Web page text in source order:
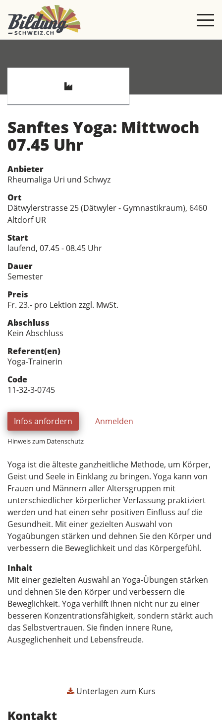
Sanftes Yoga: Mittwoch
07.45 Uhr
Anbieter
Rheumaliga Uri und Schwyz
Ort
Dätwylerstrasse 25 (Dätwyler - Gymnastikraum), 6460
Altdorf UR
Start
laufend, 07.45 - 08.45 Uhr
Dauer
Semester
Preis
Fr. 23.- pro Lektion zzgl. MwSt.
Abschluss
Kein Abschluss
Referent(en)
Yoga-Trainerin
Code
11-32-3-0745
Infos anfordern Anmelden
Hinweis zum Datenschutz
Yoga ist die älteste ganzheitliche Methode, um Körper,
Geist und Seele in Einklang zu bringen. Yoga kann von
Frauen und Männern aller Altersgruppen mit
unterschiedlicher körperlicher Verfassung praktiziert
werden und hat einen sehr positiven Einfluss auf die
Gesundheit. Mit einer gezielten Auswahl von
Yogaübungen stärken und dehnen Sie den Körper und
verbessern die Beweglichkeit und das Körpergefühl.
Inhalt
Mit einer gezielten Auswahl an Yoga-Übungen stärken
und dehnen Sie den Körper und verbessern die
Beweglichkeit. Yoga verhilft Ihnen nicht nur zu einer
besseren Konzentrationsfähigkeit, sondern stärkt auch
das Selbstvertrauen. Sie finden innere Rune,
Ausgeglichenheit und Lebensfreude.
Unterlagen zum Kurs
Kontakt